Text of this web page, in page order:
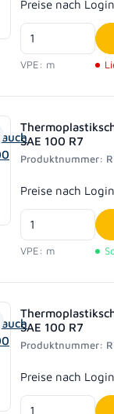
Regulärer Preis:
Preise nach
VPE: m
SAE 100 R7
Produktnummer:
Regulärer Preis:
Preise nach
VPE: m
SAE 100 R7
Produktnummer:
Regulärer Preis:
Preise nach